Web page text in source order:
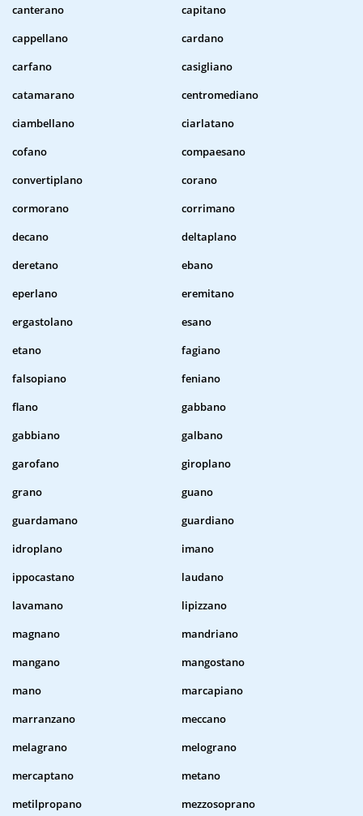
canterano
capitano
cappellano
cardano
carfano
casigliano
catamarano
centromediano
ciambellano
ciarlatano
cofano
compaesano
convertiplano
corano
cormorano
corrimano
decano
deltaplano
deretano
ebano
eperlano
eremitano
ergastolano
esano
etano
fagiano
falsopiano
feniano
flano
gabbano
gabbiano
galbano
garofano
giroplano
grano
guano
guardamano
guardiano
idroplano
imano
ippocastano
laudano
lavamano
lipizzano
magnano
mandriano
mangano
mangostano
mano
marcapiano
marranzano
meccano
melagrano
melograno
mercaptano
metano
metilpropano
mezzosoprano